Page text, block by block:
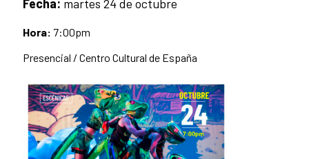
Fecha: martes 24 de octubre
Hora: 7:00pm
Presencial / Centro Cultural de España